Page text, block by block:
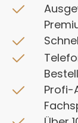
Profi-